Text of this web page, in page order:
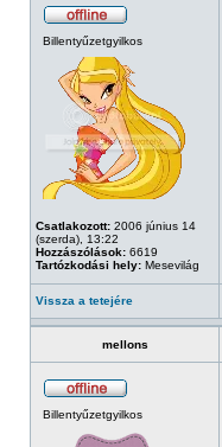
Billentyűzetgyilkos
Csatlakozott: 2006 június 14
(szerda), 13:22
Hozzászólások: 6619
Tartózkodási hely: Mesevilág
Vissza a tetejére
mellons
Billentyűzetgyilkos